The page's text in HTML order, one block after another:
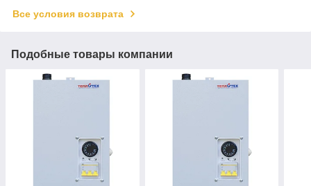
Все условия возврата
Подобные товары компании